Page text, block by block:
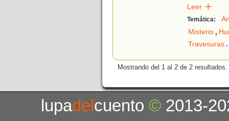
Leer
Temática:
Misterio,
Travesuras.
Mostrando del 1 al 2 de 2 resultados.
lupadelcuento© 2013-